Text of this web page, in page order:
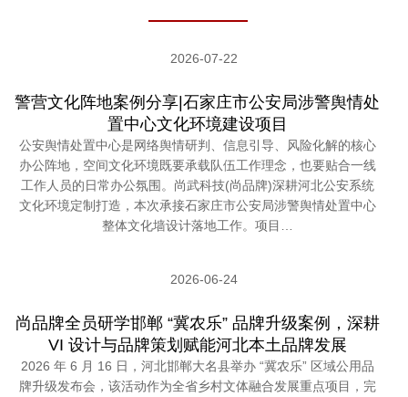
2026-07-22
警营文化阵地案例分享|石家庄市公安局涉警舆情处
置中心文化环境建设项目
公安舆情处置中心是网络舆情研判、信息引导、风险化解的核心
办公阵地，空间文化环境既要承载队伍工作理念，也要贴合一线
工作人员的日常办公氛围。尚武科技(尚品牌)深耕河北公安系统
文化环境定制打造，本次承接石家庄市公安局涉警舆情处置中心
整体文化墙设计落地工作。项目…
2026-06-24
尚品牌全员研学邯郸 “冀农乐” 品牌升级案例，深耕
VI 设计与品牌策划赋能河北本土品牌发展
2026 年 6 月 16 日，河北邯郸大名县举办 “冀农乐” 区域公用品
牌升级发布会，该活动作为全省乡村文体融合发展重点项目，完